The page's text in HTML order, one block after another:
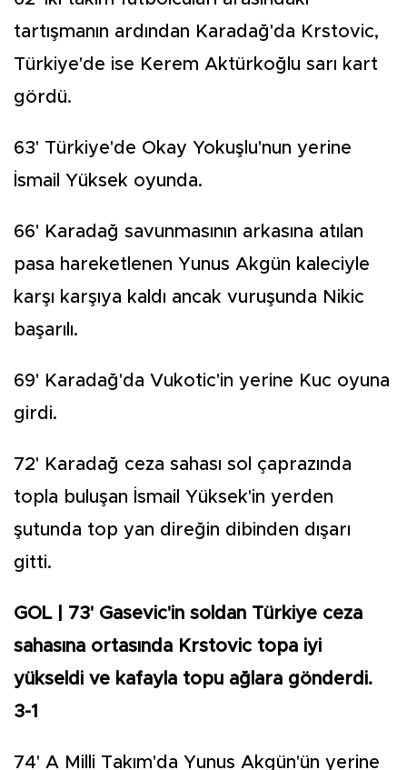
tartışmanın ardından Karadağ'da Krstovic,
Türkiye'de ise Kerem Aktürkoğlu sarı kart
gördü.
63' Türkiye'de Okay Yokuşlu'nun yerine
İsmail Yüksek oyunda.
66' Karadağ savunmasının arkasına atılan
pasa hareketlenen Yunus Akgün kaleciyle
karşı karşıya kaldı ancak vuruşunda Nikic
başarılı.
69' Karadağ'da Vukotic'in yerine Kuc oyuna
girdi.
72' Karadağ ceza sahası sol çaprazında
topla buluşan İsmail Yüksek'in yerden
şutunda top yan direğin dibinden dışarı
gitti.
GOL | 73' Gasevic'in soldan Türkiye ceza
sahasına ortasında Krstovic topa iyi
yükseldi ve kafayla topu ağlara gönderdi.
3-1
74' A Milli Takım'da Yunus Akgün'ün yerine